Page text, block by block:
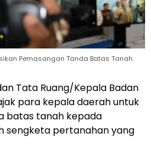
Pemasangan Tanda Batas Tanah
Tata Ruang/Kepala Badan
para kepala daerah untuk
batas tanah kepada
sengketa pertanahan yang